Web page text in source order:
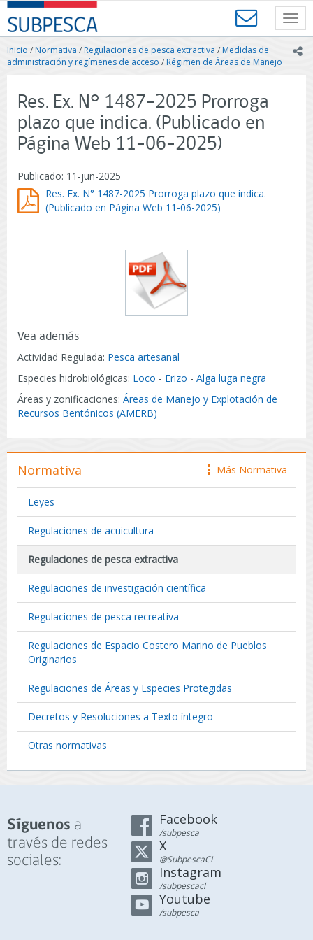
Contenido
principal
SUBPESCA
-
Subsecretaría
de
Acuicultura
Gobierno
de
Chile
Inicio /Normativa / Regulaciones de pesca extractiva / Medidas de
administración y regímenes de acceso / Régimen de Áreas de Manejo
Res. Ex. N° 1487-2025 Prorroga
plazo que indica. (Publicado en
Página Web 11-06-2025)
Publicado: 11-jun-2025
Res. Ex. N° 1487-2025 Prorroga plazo que indica.
(Publicado en Página Web 11-06-2025)
Vea además
Actividad Regulada: Pesca artesanal
Especies hidrobiológicas: Loco - Erizo - Alga luga negra
Áreas y zonificaciones: Áreas de Manejo y Explotación de
Recursos Bentónicos (AMERB)
icono
Más Normativa
Normativa
Leyes
Regulaciones de acuicultura
Regulaciones de pesca extractiva
Regulaciones de investigación científica
Regulaciones de pesca recreativa
Regulaciones de Espacio Costero Marino de Pueblos
Originarios
Regulaciones de Áreas y Especies Protegidas
Decretos y Resoluciones a Texto íntegro
Otras normativas
Síguenos a
través de redes
sociales:
Facebook
/subpesca
X
@SubpescaCL
Instagram
/subpescacl
Youtube
/subpesca